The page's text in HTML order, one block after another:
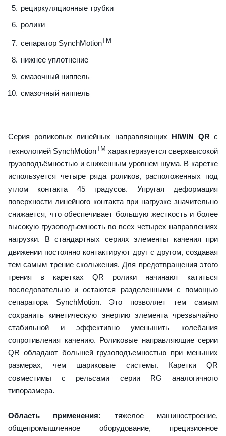
рециркуляционные трубки
ролики
сепаратор SynchMotion TM
нижнее уплотнение
смазочный ниппель
смазочный ниппель
Серия роликовых линейных направляющих HIWIN QR с
технологией SynchMotion TM характеризуется сверхвысокой
грузоподъёмностью и сниженным уровнем шума. В каретке
используется четыре ряда роликов, расположенных под
углом контакта 45 градусов. Упругая деформация
поверхности линейного контакта при нагрузке значительно
снижается, что обеспечивает большую жесткость и более
высокую грузоподъемность во всех четырех направлениях
нагрузки. В стандартных сериях элементы качения при
движении постоянно контактируют друг с другом, создавая
тем самым трение скольжения. Для предотвращения этого
трения в каретках QR ролики начинают катиться
последовательно и остаются разделенными с помощью
сепаратора SynchMotion. Это позволяет тем самым
сохранить кинетическую энергию элемента чрезвычайно
стабильной и эффективно уменьшить колебания
сопротивления качению. Роликовые направляющие серии
QR обладают большей грузоподъемностью при меньших
размерах, чем шариковые системы. Каретки QR
совместимы с рельсами серии RG аналогичного
типоразмера.
Область применения: тяжелое машиностроение,
общепромышленное оборудование, прецизионное